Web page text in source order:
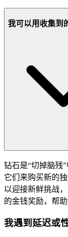
我可以用收集到
钻石是“切掉脑残
它们来购买新的
以迎接新鲜挑战
的金钱奖励，帮助
我遇到延迟或